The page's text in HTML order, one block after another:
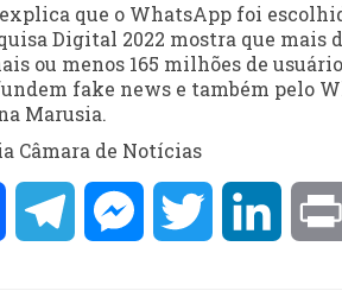
que o WhatsApp foi
Digital 2022 mostra que mais
ou menos 165 milhões de
fake news e também pelo
Marusia.
Câmara de Notícias
FacebookTelegramMessengerTwitter